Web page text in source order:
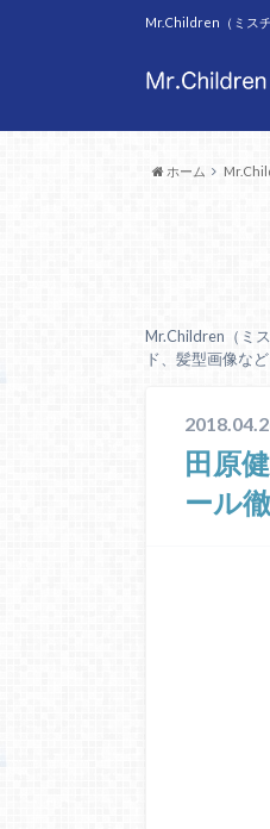
Mr.Children（ミス
ホーム
Mr.Children（ミ
ド、髪型画像な
田原
ール